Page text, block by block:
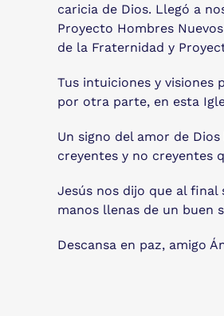
caricia de Dios. Llegó a
Proyecto Hombres
de la Fraternidad y
Tus intuiciones y visiones
por otra parte, en esta
Un signo del amor de
creyentes y no creyentes
Jesús nos dijo que al final
manos llenas de un buen
Descansa en paz, amigo